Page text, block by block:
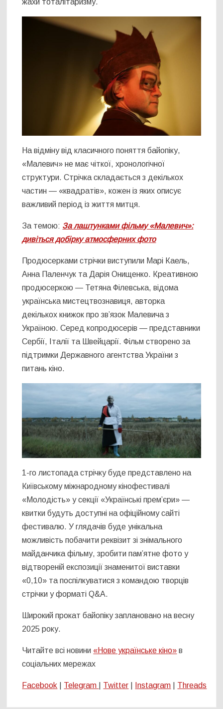
На відміну від класичного поняття байопіку,
«Малевич» не має чіткої, хронологічної
структури. Стрічка складається з декількох
частин ― «квадратів», кожен із яких описує
важливий період із життя митця.
За темою: За лаштунками фільму «Малевич»:
дивіться добірку атмосферних фото
Продюсерками стрічки виступили Марі Каель,
Анна Паленчук та Дарія Онищенко. Креативною
продюсеркою ― Тетяна Філевська, відома
українська мистецтвознавиця, авторка
декількох книжок про зв’язок Малевича з
Україною. Серед копродюсерів ― представники
Сербії, Італії та Швейцарії. Фільм створено за
підтримки Державного агентства України з
питань кіно.
1-го листопада стрічку буде представлено на
Київському міжнародному кінофестивалі
«Молодість» у секції «Українські прем’єри» ―
квитки будуть доступні на офіційному сайті
фестивалю. У глядачів буде унікальна
можливість побачити реквізит зі знімального
майданчика фільму, зробити памʼятне фото у
відтвореній експозиції знаменитої виставки
«0,10» та поспілкуватися з командою творців
стрічки у форматі Q&A.
Широкий прокат байопіку заплановано на весну
2025 року.
Читайте всі новини «Нове українське кіно» в
соціальних мережах
Facebook Telegram Twitter Instagram Threads